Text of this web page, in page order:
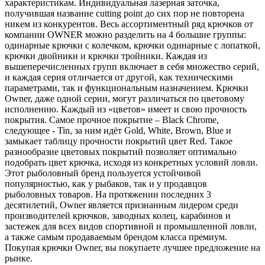
характеристикам. Индивидуальная лазерная заточка,
получившая название cutting point до сих пор не повторена
никем из конкурентов. Весь ассортиментный ряд крючков от
компании OWNER можно разделить на 4 большие группы:
одинарные крючки с колечком, крючки одинарные с лопаткой,
крючки двойники и крючки тройники. Каждая из
вышеперечисленных групп включает в себя множество серий,
и каждая серия отличается от другой, как техническими
параметрами, так и функциональным назначением. Крючки
Owner, даже одной серии, могут различаться по цветовому
исполнению. Каждый из «цветов» имеет и свою прочность
покрытия. Самое прочное покрытие – Black Chrome,
следующее - Tin, за ним идёт Gold, White, Brown, Blue и
замыкает таблицу прочности покрытий цвет Red. Такое
разнообразие цветовых покрытий позволяет оптимально
подобрать цвет крючка, исходя из конкретных условий ловли.
Этот рыболовный бренд пользуется устойчивой
популярностью, как у рыбаков, так и у продавцов
рыболовных товаров. На протяжении последних 3
десятилетий, Owner является признанным лидером среди
производителей крючков, заводных колец, карабинов и
застежек для всех видов спортивной и промышленной ловли,
а также самым продаваемым брендом класса премиум.
Покупая крючки Owner, вы покупаете лучшее предложение на
рынке.